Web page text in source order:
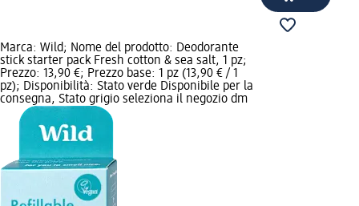
Marca: Wild; Nome del prodotto: Deodorante
stick starter pack Fresh cotton & sea salt, 1 pz;
Prezzo: 13,90 €; Prezzo base: 1 pz (13,90 € / 1
pz); Disponibilità: Stato verde Disponibile per la
consegna, Stato grigio seleziona il negozio dm